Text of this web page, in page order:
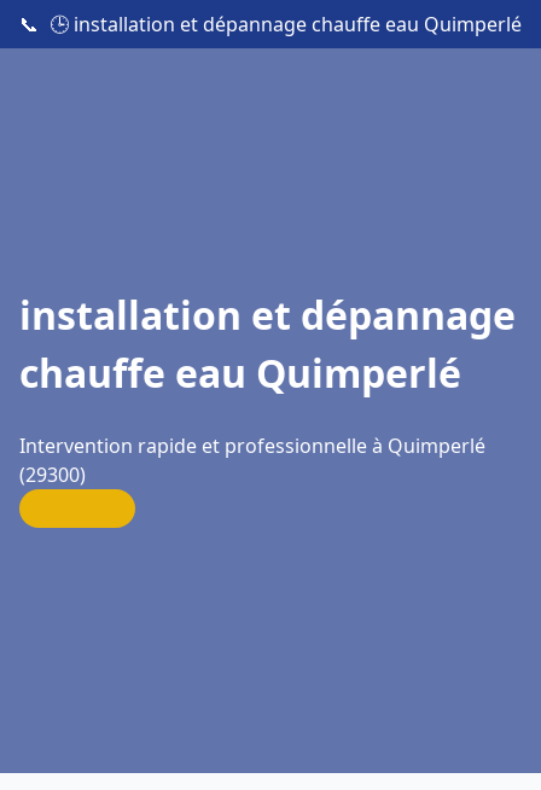
📞 🕒 installation et dépannage chauffe eau Quimperlé
installation et dépannage
chauffe eau Quimperlé
Intervention rapide et professionnelle à Quimperlé
(29300)